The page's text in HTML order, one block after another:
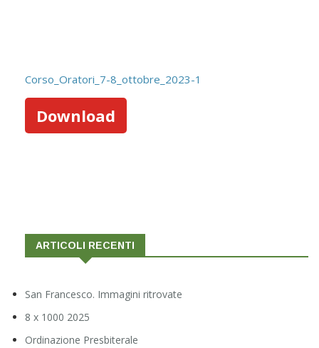
Corso_Oratori_7-8_ottobre_2023-1
Download
ARTICOLI RECENTI
San Francesco. Immagini ritrovate
8 x 1000 2025
Ordinazione Presbiterale